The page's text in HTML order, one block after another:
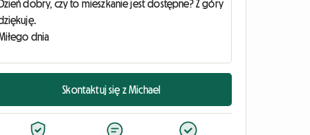
Skontaktuj się z Michael